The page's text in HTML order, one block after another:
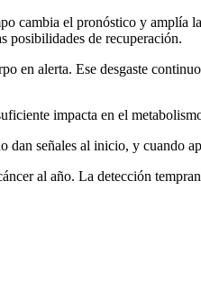
cambia el pronóstico y amplía
posibilidades de recuperación.
en alerta. Ese desgaste
impacta en el
señales al inicio, y cuando
al año. La detección